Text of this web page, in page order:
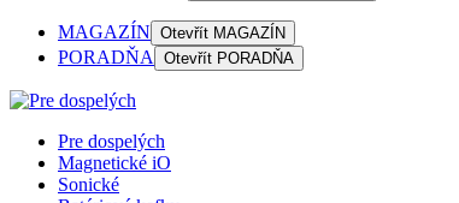
MAGAZÍN Otevřít MAGAZÍN
PORADŇA Otevřít PORADŇA
Pre dospelých
Magnetické iO
Sonické